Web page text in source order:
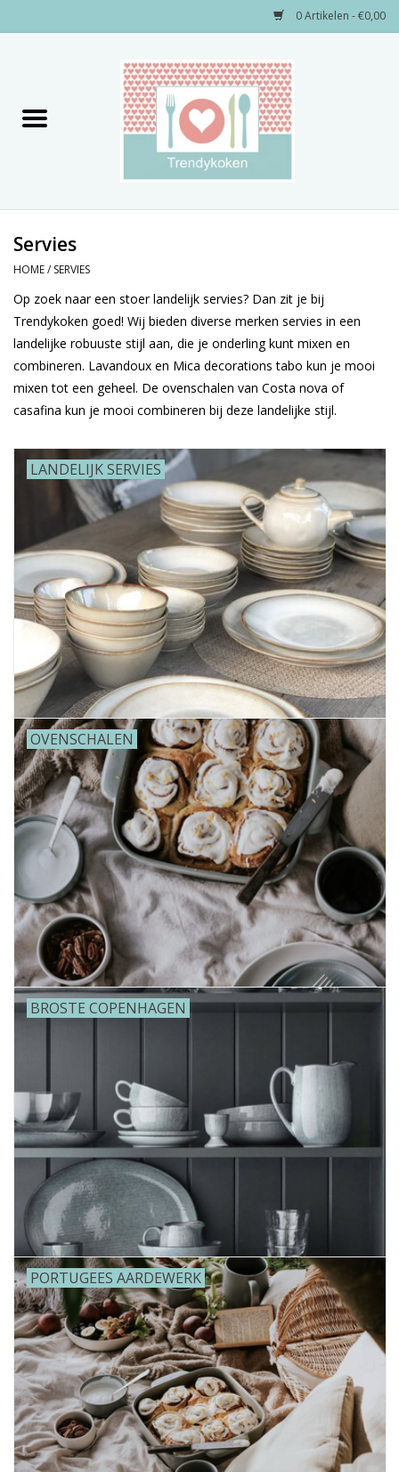
0 Artikelen - €0,00
Decoratie
Textiel
Kids only
Kleuren
Servies
HOME/ SERVIES
Op zoek naar een stoer landelijk servies? Dan zit je bij
Trendykoken goed! Wij bieden diverse merken servies in een
landelijke robuuste stijl aan, die je onderling kunt mixen en
combineren. Lavandoux en Mica decorations tabo kun je mooi
mixen tot een geheel. De ovenschalen van Costa nova of
casafina kun je mooi combineren bij deze landelijke stijl.
LANDELIJK SERVIES
OVENSCHALEN
BROSTE COPENHAGEN
PORTUGEES AARDEWERK